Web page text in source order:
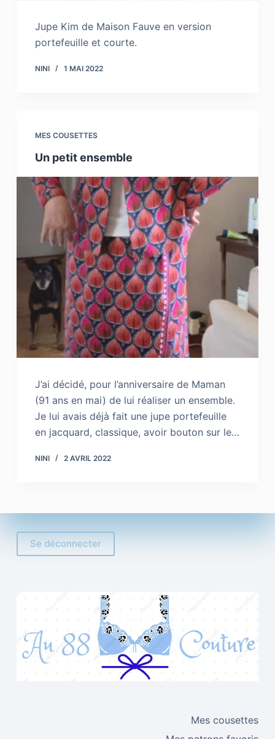
Jupe Kim de Maison Fauve en version
portefeuille et courte.
NINI 1 MAI 2022
MES COUSETTES
Un petit ensemble
J’ai décidé, pour l’anniversaire de Maman
(91 ans en mai) de lui réaliser un ensemble.
Je lui avais déjà fait une jupe portefeuille
en jacquard, classique, avoir bouton sur le…
NINI 2 AVRIL 2022
Se déconnecter
Mes cousettes